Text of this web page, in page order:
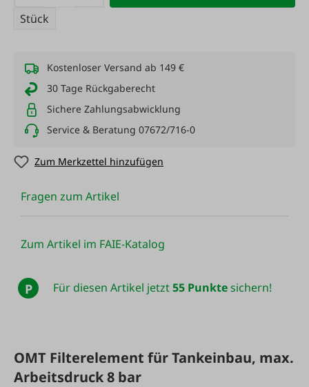
Stück
Kostenloser Versand ab 149 €
30 Tage Rückgaberecht
Sichere Zahlungsabwicklung
Service & Beratung 07672/716-0
Zum Merkzettel hinzufügen
Fragen zum Artikel
Zum Artikel im FAIE-Katalog
P Für diesen Artikel jetzt55 Punktesichern!
OMT Filterelement für Tankeinbau, max.
Arbeitsdruck 8 bar